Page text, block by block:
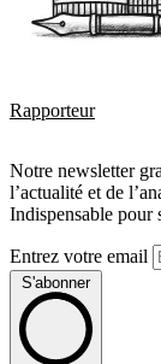
Rapporteur
Notre newsletter
l’actualité et de
Indispensable pour
Entrez votre email
S'abonner